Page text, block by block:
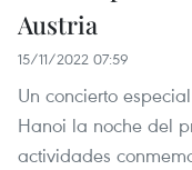
Austria
15/11/2022 07:59
Un concierto
Hanoi la noche del
actividades